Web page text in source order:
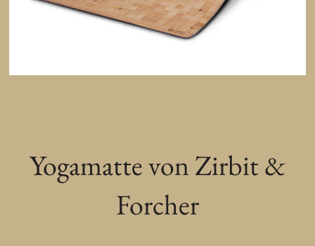
Yogamatte von Zirbit &
Forcher